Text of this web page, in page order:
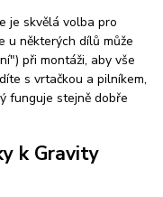
je skvělá volba pro
u některých dílů může
při montáži, aby vše
s vrtačkou a pilníkem,
funguje stejně dobře
k Gravity